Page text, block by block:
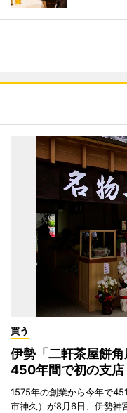
買う
伊勢「二軒茶屋餅
450年間で初の支店
1575年の創業から今年で
市神久）が8月6日、伊勢神